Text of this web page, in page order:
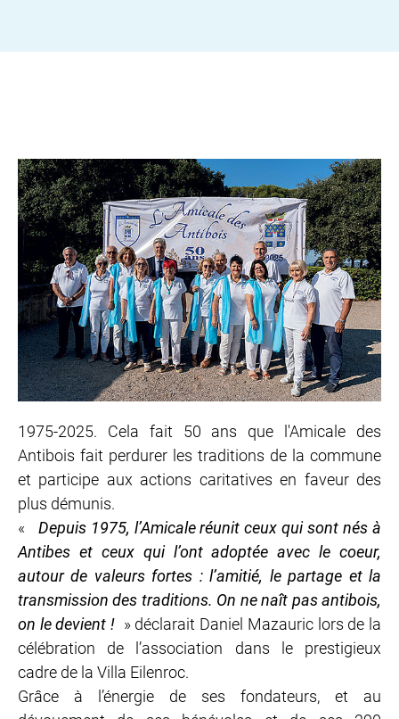
1975-2025. Cela fait 50 ans que l'Amicale des
Antibois fait perdurer les traditions de la commune
et participe aux actions caritatives en faveur des
plus démunis.
«
Depuis 1975, l’Amicale réunit ceux qui sont nés à
Antibes et ceux qui l’ont adoptée avec le coeur,
autour de valeurs fortes : l’amitié, le partage et la
transmission des traditions. On ne naît pas antibois,
on le devient ! » déclarait Daniel Mazauric lors de la
célébration de l’association dans le prestigieux
cadre de la Villa Eilenroc.
Grâce à l’énergie de ses fondateurs, et au